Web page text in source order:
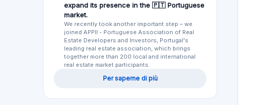
expand its presence in the 🇵🇹 Portuguese
market.
We recently took another important step – we
joined APPII - Portuguese Association of Real
Estate Developers and Investors, Portugal's
leading real estate association, which brings
together more than 200 local and international
real estate market participants.
Per saperne di più